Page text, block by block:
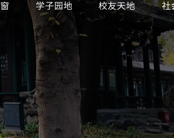
学子园地 校友天地 社